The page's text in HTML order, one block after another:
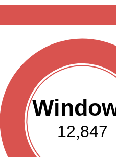
12,847